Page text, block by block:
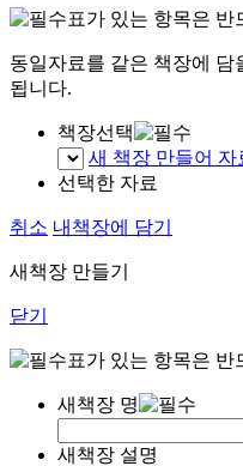
표가 있는 항목은 반
동일자료를 같은 책장에 담
됩니다.
책장선택
새 책장 만들어 자
선택한 자료
취소 내책장에 담기
새책장 만들기
닫기
표가 있는 항목은 반
새책장 명
새책장 설명